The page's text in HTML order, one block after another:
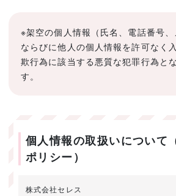
※架空の個人情報（氏名、電話番号、
ならびに他人の個人情報を許可なく
欺行為に該当する悪質な犯罪行為と
す。
個人情報の取扱いについて
ポリシー）
株式会社セレス